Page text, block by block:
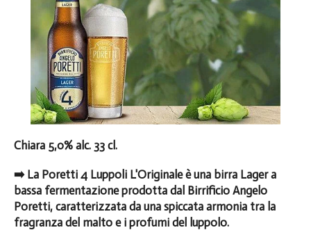
Chiara 5,0% alc. 33 cl.
➡️ La Poretti 4 Luppoli L'Originale è una birra Lager a
bassa fermentazione prodotta dal Birrificio Angelo
Poretti, caratterizzata da una spiccata armonia tra la
fragranza del malto e i profumi del luppolo.